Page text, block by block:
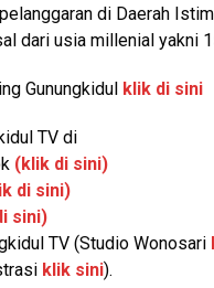
di Daerah
dari usia millenial yakni
Gunungkidul klik di sini
TV di
(klik di sini)
di sini)
sini)
TV (Studio Wonosari
klik sini).